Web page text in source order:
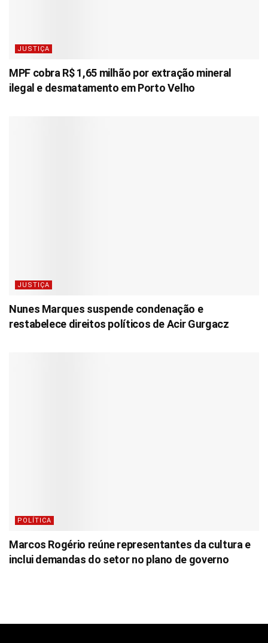
JUSTIÇA
MPF cobra R$ 1,65 milhão por extração mineral
ilegal e desmatamento em Porto Velho
JUSTIÇA
Nunes Marques suspende condenação e
restabelece direitos políticos de Acir Gurgacz
POLÍTICA
Marcos Rogério reúne representantes da cultura e
inclui demandas do setor no plano de governo